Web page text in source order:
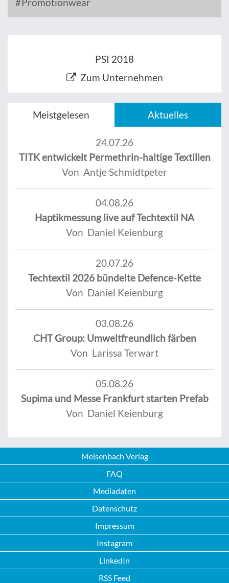
PSI 2018
Zum Unternehmen
Meistgelesen Aktuelles
24.07.26
TITK entwickelt Permethrin-haltige Textilien
Von Antje Schmidtpeter
04.08.26
Haptikmessung live auf Techtextil NA
Von Daniel Keienburg
20.07.26
Techtextil 2026 bündelte Defence-Kette
Von Daniel Keienburg
03.08.26
CHT Group: Umweltfreundlich färben
Von Larissa Terwart
05.08.26
Supima und Messe Frankfurt starten Prefab
Von Daniel Keienburg
Meisenbach Verlag
FAQ
Mediadaten
Datenschutz
Impressum
Instagram
LinkedIn
RSS Feed